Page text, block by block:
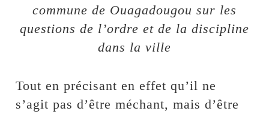
commune de Ouagadougou sur les
questions de l’ordre et de la discipline
dans la ville
Tout en précisant en effet qu’il ne
s’agit pas d’être méchant, mais d’être